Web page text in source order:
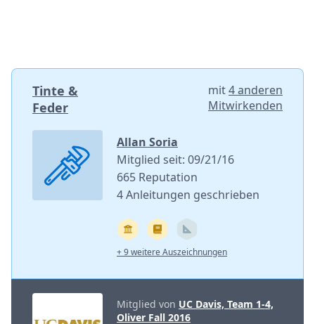
Tinte &
Feder
mit4 anderen
Mitwirkenden
Allan Soria
Mitglied seit: 09/21/16
665 Reputation
4 Anleitungen geschrieben
+ 9 weitere Auszeichnungen
Mitglied von UC Davis, Team 1-4,
Oliver Fall 2016